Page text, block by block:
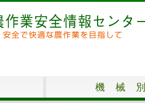
機 械